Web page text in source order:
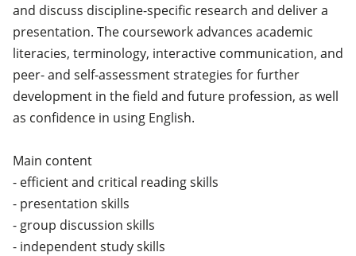
and discuss discipline-specific research and deliver a
presentation. The coursework advances academic
literacies, terminology, interactive communication, and
peer- and self-assessment strategies for further
development in the field and future profession, as well
as confidence in using English.
Main content
- efficient and critical reading skills
- presentation skills
- group discussion skills
- independent study skills